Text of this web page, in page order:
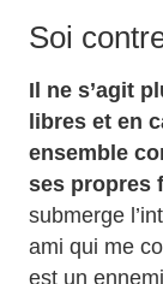
Soi
Il ne s’agit
libres et en
ensemble
ses propres
submerge
ami qui me
est un